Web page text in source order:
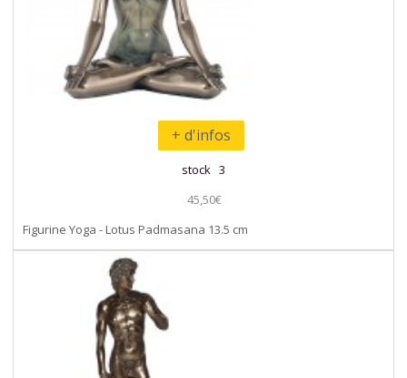
+ d'infos
stock 3
45,50€
Figurine Yoga - Lotus Padmasana 13.5 cm